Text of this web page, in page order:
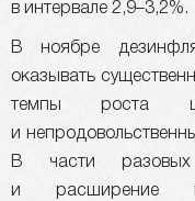
в интервале 2,9–3,2%.
В ноябре
оказывать
темпы роста
и
В части
и расширение